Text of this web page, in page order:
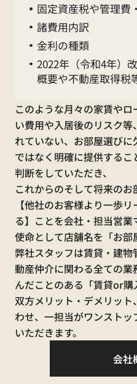
休 業
2026年5月
6日
（全
【くらしーど24
水漏れ・不具合
0120-
【休業中の
賃貸に関す
080-
固定資産税や管理費
諸費用内訳
金利の種類
2022年（令和4年）
概要や不動産取得税
このような月々の家賃やロ
い費用や入居後のリスク
れていない、お部屋選び
ではなく明確に提供する
判断をしていただき、
これからのそして将来の
【他社のお客様より一歩
る】ことを会社・担当営
使命として店舗名を「お部
弊社スタッフは賃貸・建
動産仲介に関わる全ての
んだことのある「賃貸or購
双方メリット・デメリッ
わせ、一担当がワンスト
いただきます。
会社